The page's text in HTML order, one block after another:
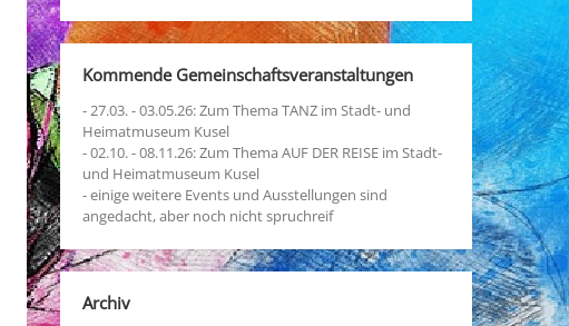
Kommende Gemeinschaftsveranstaltungen
- 27.03. - 03.05.26: Zum Thema TANZ im Stadt- und
Heimatmuseum Kusel
- 02.10. - 08.11.26: Zum Thema AUF DER REISE im Stadt-
und Heimatmuseum Kusel
- einige weitere Events und Ausstellungen sind
angedacht, aber noch nicht spruchreif
Archiv